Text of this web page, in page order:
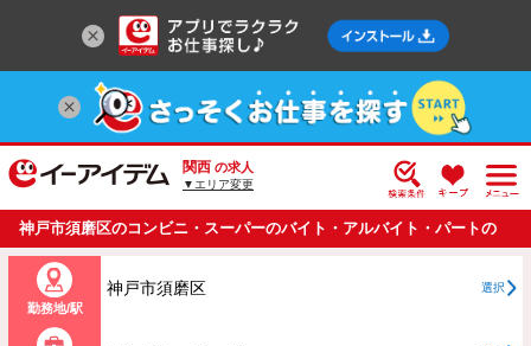
関西 の求人
▼エリア変更
神戸市須磨区のコンビニ・スーパーのバイト・アルバイト・パートの
求人情報一覧
勤務地/駅
神戸市須磨区 選択